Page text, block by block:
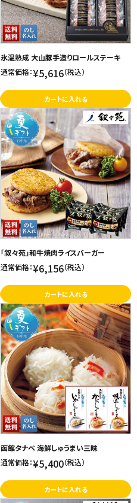
氷温熟成 大山豚手造りロールステーキ
通常価格：¥5,616（税込）
カートに入れる
「叙々苑」和牛焼肉ライスバーガー
通常価格：¥6,156（税込）
カートに入れる
函館タナベ 海鮮しゅうまい三昧
通常価格：¥5,400（税込）
カートに入れる